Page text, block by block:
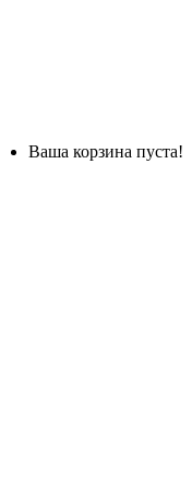
Ваша корзина пуста!